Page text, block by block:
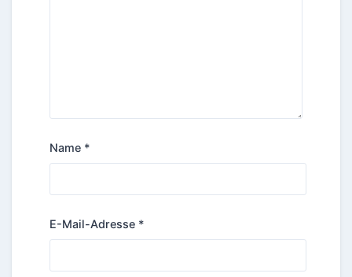
Name *
E-Mail-Adresse *